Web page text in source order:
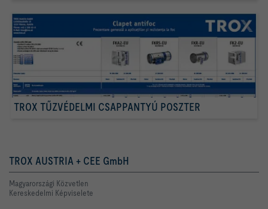
TROX TŰZVÉDELMI CSAPPANTYÚ POSZTER
TROX AUSTRIA + CEE GmbH
Magyarországi Közvetlen
Kereskedelmi Képviselete